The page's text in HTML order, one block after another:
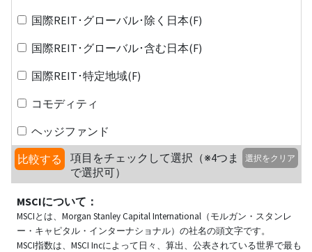
国際REIT･グローバル･除く日本(F)
国際REIT･グローバル･含む日本(F)
国際REIT･特定地域(F)
コモディティ
ヘッジファンド
比較する
項目をチェックして選択（※4つま
で選択可）
選択をクリア
MSCIについて：
MSCIとは、Morgan Stanley Capital International（モルガン・スタンレ
ー・キャピタル・インターナショナル）の社名の頭文字です。
MSCI指数は、MSCI Incによって日々、算出、公表されている世界で最も